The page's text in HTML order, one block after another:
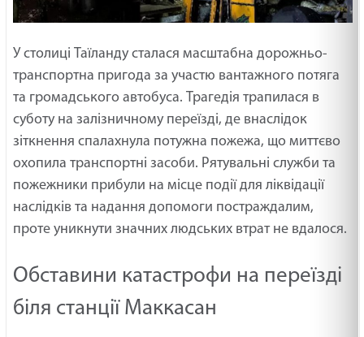
У столиці Таїланду сталася масштабна дорожньо-
транспортна пригода за участю вантажного потяга
та громадського автобуса. Трагедія трапилася в
суботу на залізничному переїзді, де внаслідок
зіткнення спалахнула потужна пожежа, що миттєво
охопила транспортні засоби. Рятувальні служби та
пожежники прибули на місце події для ліквідації
наслідків та надання допомоги постраждалим,
проте уникнути значних людських втрат не вдалося.
Обставини катастрофи на переїзді
біля станції Маккасан